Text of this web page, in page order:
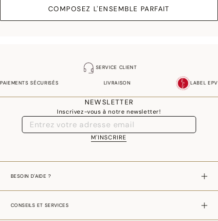
COMPOSEZ L'ENSEMBLE PARFAIT
SERVICE CLIENT
PAIEMENTS SÉCURISÉS LIVRAISON LABEL EPV
NEWSLETTER
Inscrivez-vous à notre newsletter!
M'INSCRIRE
BESOIN D'AIDE ?
CONSEILS ET SERVICES